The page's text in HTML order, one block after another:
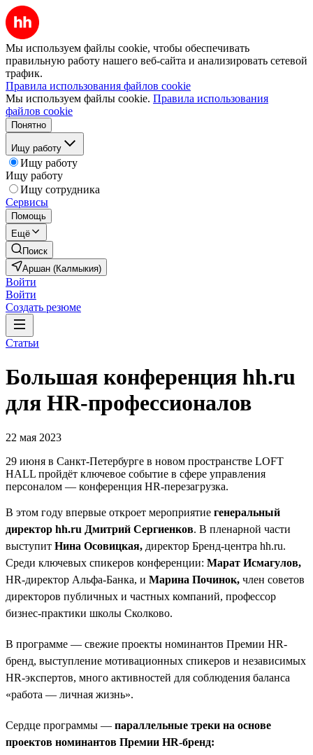
Мы используем файлы cookie, чтобы обеспечивать
правильную работу нашего веб-сайта и анализировать сетевой
трафик.
Правила использования файлов cookie
Мы используем файлы cookie. Правила использования
файлов cookie
Понятно
Ищу работу
Ищу работу
Ищу работу
Ищу сотрудника
Сервисы
Помощь
Ещё
Поиск
Аршан (Калмыкия)
Войти
Войти
Создать резюме
Статьи
Большая конференция hh.ru
для HR-профессионалов
22 мая 2023
29 июня в Санкт-Петербурге в новом пространстве LOFT
HALL пройдёт ключевое событие в сфере управления
персоналом — конференция HR-перезагрузка.
В этом году впервые откроет мероприятие генеральный
директор hh.ru Дмитрий Сергиенков. В пленарной части
выступит Нина Осовицкая, директор Бренд-центра hh.ru.
Среди ключевых спикеров конференции: Марат Исмагулов,
HR-директор Альфа-Банка, и Марина Починок, член советов
директоров публичных и частных компаний, профессор
бизнес-практики школы Сколково.
В программе — свежие проекты номинантов Премии HR-
бренд, выступление мотивационных спикеров и независимых
HR-экспертов, много активностей для соблюдения баланса
«работа — личная жизнь».
Сердце программы — параллельные треки на основе
проектов номинантов Премии HR-бренд: